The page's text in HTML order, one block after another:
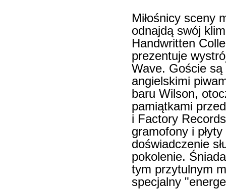
Miłośnicy sceny
odnajdą swój
Handwritten
prezentuje
Wave. Goście
angielskimi
baru Wilson,
pamiątkami
i Factory
gramofony i
doświadczenie
pokolenie.
tym przytulnym
specjalny